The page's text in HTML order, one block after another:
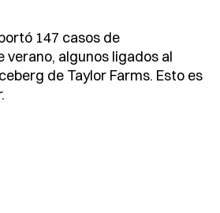
147 casos de
verano, algunos ligados al
de Taylor Farms. Esto es